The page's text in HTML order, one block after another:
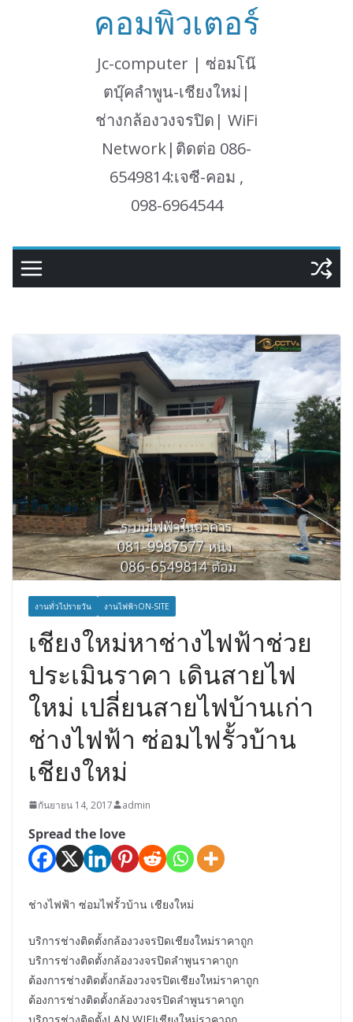
คอมพิวเตอร์
Jc-computer | ซ่อมโน๊
ตบุ๊คลำพูน-เชียงใหม่|
ช่างกล้องวงจรปิด| WiFi
Network|ติดต่อ 086-
6549814:เจซี-คอม ,
098-6964544
งานทั่วไปรายวัน งานไฟฟ้าON-SITE
เชียงใหม่หาช่างไฟฟ้าช่วย
ประเมินราคา เดินสายไฟ
ใหม่ เปลี่ยนสายไฟบ้านเก่า
ช่างไฟฟ้า ซ่อมไฟรั้วบ้าน
เชียงใหม่
กันยายน 14, 2017 admin
Spread the love
ช่างไฟฟ้า ซ่อมไฟรั้วบ้าน เชียงใหม่
บริการช่างติดตั้งกล้องวงจรปิดเชียงใหม่ราคาถูก
บริการช่างติดตั้งกล้องวงจรปิดลำพูนราคาถูก
ต้องการช่างติดตั้งกล้องวงจรปิดเชียงใหม่ราคาถูก
ต้องการช่างติดตั้งกล้องวงจรปิดลำพูนราคาถูก